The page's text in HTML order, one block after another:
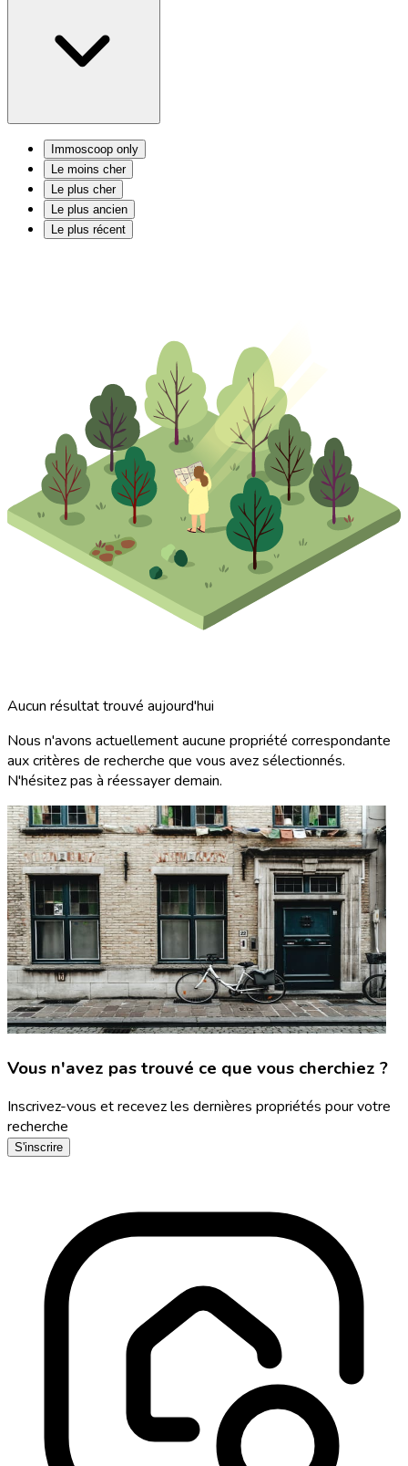
Immoscoop only
Le moins cher
Le plus cher
Le plus ancien
Le plus récent
Aucun résultat trouvé aujourd'hui
Nous n'avons actuellement aucune propriété correspondante
aux critères de recherche que vous avez sélectionnés.
N'hésitez pas à réessayer demain.
Vous n'avez pas trouvé ce que vous cherchiez ?
Inscrivez-vous et recevez les dernières propriétés pour votre
recherche
S'inscrire